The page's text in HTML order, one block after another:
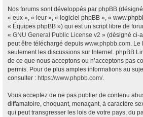
Nos forums sont développés par phpBB
« eux », « leur », « logiciel phpBB », «
« Équipes phpBB ») qui est un script libre de
« GNU General Public License v2 » (désigné ci-
peut être téléchargé depuis www.phpbb.com. Le
seulement les discussions sur Internet. phpBB
de ce que nous acceptons ou n’acceptons pas
permis. Pour de plus amples informations au
consulter : https://www.phpbb.com/.
Vous acceptez de ne pas publier de contenu
diffamatoire, choquant, menaçant, à caractère
qui peut transgresser les lois de votre pays, du